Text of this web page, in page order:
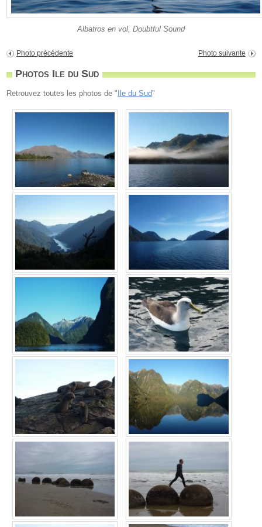
Albatros en vol, Doubtful Sound
Photo précédente Photo suivante
Photos Ile du Sud
Retrouvez toutes les photos de " Ile du Sud"